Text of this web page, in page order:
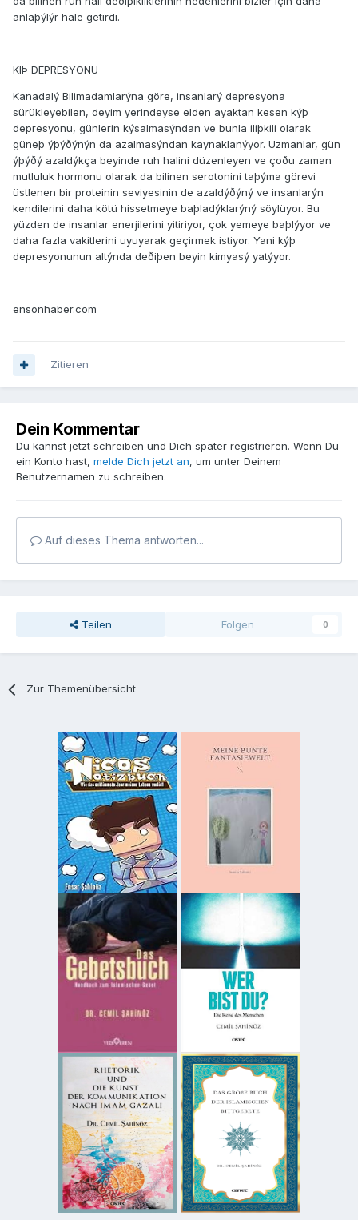
anlaþýlýr hale getirdi.
KIÞ DEPRESYONU
Kanadalý Bilimadamlarýna göre, insanlarý depresyona
sürükleyebilen, deyim yerindeyse elden ayaktan kesen kýþ
depresyonu, günlerin kýsalmasýndan ve bunla iliþkili olarak
güneþ ýþýðýnýn da azalmasýndan kaynaklanýyor. Uzmanlar, gün
ýþýðý azaldýkça beyinde ruh halini düzenleyen ve çoðu zaman
mutluluk hormonu olarak da bilinen serotonini taþýma görevi
üstlenen bir proteinin seviyesinin de azaldýðýný ve insanlarýn
kendilerini daha kötü hissetmeye baþladýklarýný söylüyor. Bu
yüzden de insanlar enerjilerini yitiriyor, çok yemeye baþlýyor ve
daha fazla vakitlerini uyuyarak geçirmek istiyor. Yani kýþ
depresyonunun altýnda deðiþen beyin kimyasý yatýyor.
ensonhaber.com
Zitieren
Dein Kommentar
Du kannst jetzt schreiben und Dich später registrieren. Wenn Du
ein Konto hast, melde Dich jetzt an, um unter Deinem
Benutzernamen zu schreiben.
Auf dieses Thema antworten...
Teilen Folgen 0
Zur Themenübersicht